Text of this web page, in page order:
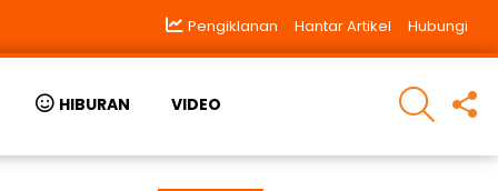
Pengiklanan Hantar Artikel Hubungi
HIBURAN VIDEO
SEARCH